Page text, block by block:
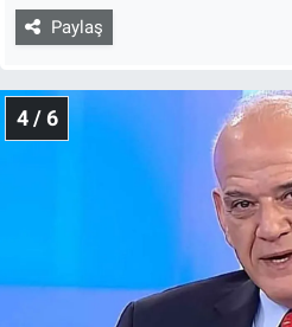
Paylaş
4 / 6